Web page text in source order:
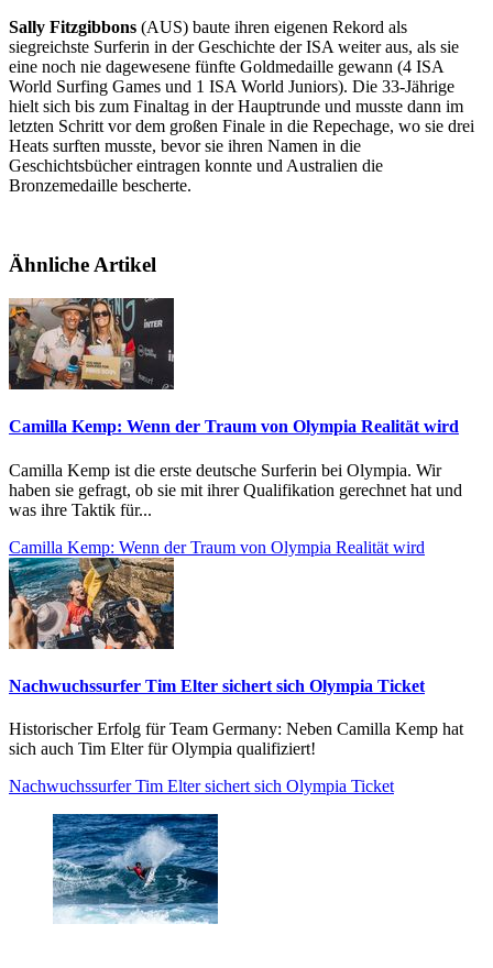
Sally Fitzgibbons (AUS) baute ihren eigenen Rekord als
siegreichste Surferin in der Geschichte der ISA weiter aus, als sie
eine noch nie dagewesene fünfte Goldmedaille gewann (4 ISA
World Surfing Games und 1 ISA World Juniors). Die 33-Jährige
hielt sich bis zum Finaltag in der Hauptrunde und musste dann im
letzten Schritt vor dem großen Finale in die Repechage, wo sie drei
Heats surften musste, bevor sie ihren Namen in die
Geschichtsbücher eintragen konnte und Australien die
Bronzemedaille bescherte.
Ähnliche Artikel
Camilla Kemp: Wenn der Traum von Olympia Realität wird
Camilla Kemp ist die erste deutsche Surferin bei Olympia. Wir
haben sie gefragt, ob sie mit ihrer Qualifikation gerechnet hat und
was ihre Taktik für...
Camilla Kemp: Wenn der Traum von Olympia Realität wird
Nachwuchssurfer Tim Elter sichert sich Olympia Ticket
Historischer Erfolg für Team Germany: Neben Camilla Kemp hat
sich auch Tim Elter für Olympia qualifiziert!
Nachwuchssurfer Tim Elter sichert sich Olympia Ticket